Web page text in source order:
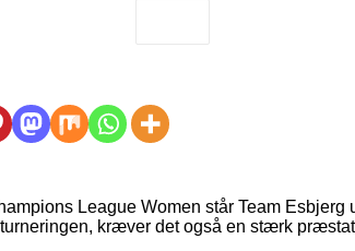
League Women står Team
kræver det også en stærk